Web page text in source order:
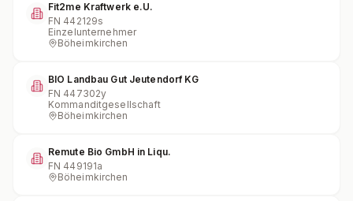
Fit2me Kraftwerk e.U.
FN 442129s
Einzelunternehmer
Böheimkirchen
BIO Landbau Gut Jeutendorf KG
FN 447302y
Kommanditgesellschaft
Böheimkirchen
Remute Bio GmbH in Liqu.
FN 449191a
Böheimkirchen